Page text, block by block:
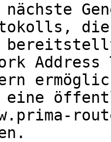
die
eine